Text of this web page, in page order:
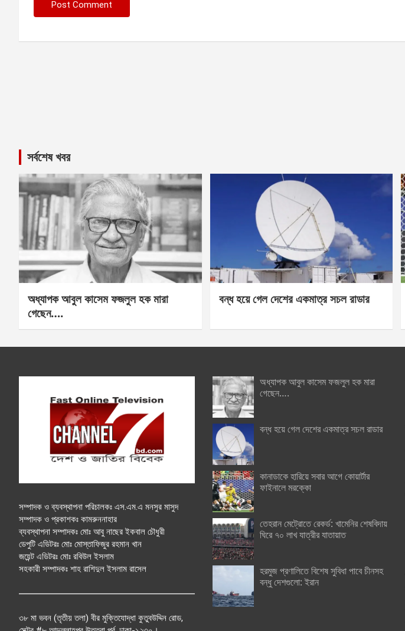
সর্বশেষ খবর
অধ্যাপক আবুল কাসেম ফজলুল হক মারা
গেছেন….
বন্ধ হয়ে গেল দেশের একমাত্র সচল রাডার
সম্পাদক ও ব্যবস্থাপনা পরিচালকঃ এস.এম.এ মনসুর মাসুদ
সম্পাদক ও প্রকাশকঃ কামরুননাহার
ব্যবস্থাপনা সম্পাদকঃ মোঃ আবু নাছের ইকবাল চৌধুরী
ডেপুটি এডিটরঃ মোঃ মোস্তাফিজুর রহমান খান
জয়েন্ট এডিটরঃ মোঃ রবিউল ইসলাম
সহকারী সম্পাদকঃ শাহ রাশিদুল ইসলাম রাসেল
৩৮ মা ভবন (তৃতীয় তলা) বীর মুক্তিযোদ্ধা কুতুবউদ্দিন রোড,
অধ্যাপক আবুল কাসেম ফজলুল হক মারা
গেছেন….
বন্ধ হয়ে গেল দেশের একমাত্র সচল রাডার
কানাডাকে হারিয়ে সবার আগে কোয়ার্টার
ফাইনালে মরক্কো
তেহরান মেট্রোতে রেকর্ড: খামেনির শেষবিদায়
ঘিরে ৭০ লাখ যাত্রীর যাতায়াত
হরমুজ প্রণালিতে বিশেষ সুবিধা পাবে চীনসহ
বন্ধু দেশগুলো: ইরান